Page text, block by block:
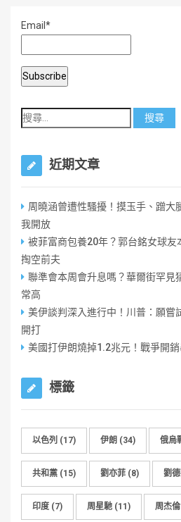
k
Email*
近期文章
周曉涵曾遭性騷擾！摸玉手、蹭
我開放
被菲富商包養20年？郭台銘女球
掏空前夫
聯準會本周會升息嗎？華爾街罕見
常高
美伊談判深入進行中！川普：願
開打
美國打伊朗燒掉1.2兆元！戰爭開
標籤
以色列 (17) 伊朗 (34) 俄烏
共和黨 (15) 劉亦菲 (8) 劉
印度 (7) 周星馳 (11) 周杰倫